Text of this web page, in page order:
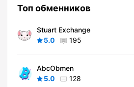
Топ обменников
Stuart Exchange
5.0
195
AbcObmen
5.0
128